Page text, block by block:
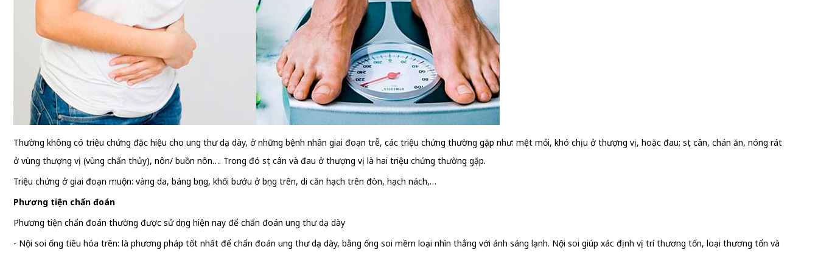
Thường không có triệu chứng đặc hiệu cho ung thư dạ dày, ở những bệnh nhân giai đoạn trễ, các triệu chứng thường gặp như: mệt mỏi, khó chịu ở thượng vị, hoặc đau; sụt cân, chán ăn, nóng rát
ở vùng thượng vị (vùng chấn thủy), nôn/ buồn nôn…. Trong đó sụt cân và đau ở thượng vị là hai triệu chứng thường gặp.
Triệu chứng ở giai đoạn muộn: vàng da, báng bụng, khối bướu ở bụng trên, di căn hạch trên đòn, hạch nách,…
Phương tiện chẩn đoán
Phương tiện chẩn đoán thường được sử dụng hiện nay để chẩn đoán ung thư dạ dày
- Nội soi ống tiêu hóa trên: là phương pháp tốt nhất để chẩn đoán ung thư dạ dày, bằng ống soi mềm loại nhìn thẳng với ánh sáng lạnh. Nội soi giúp xác định vị trí thương tổn, loại thương tổn và